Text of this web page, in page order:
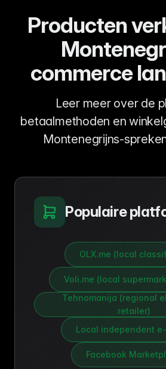
Producten
commerce
Leer meer over de
betaalmethoden en
Montenegrijns-
Populaire
OLX.me (local
Voli.me (local
Tehnomanija (regional
retailer)
Local independent
Facebook